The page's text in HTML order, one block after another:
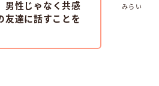
みらい
男性じゃなく共感
友達に話すことを